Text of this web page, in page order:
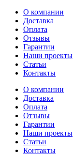
Перейти
содержимому
О компании
Доставка
Оплата
Отзывы
Гарантии
Наши проекты
Статьи
Контакты
О компании
Доставка
Оплата
Отзывы
Гарантии
Наши проекты
Статьи
Контакты